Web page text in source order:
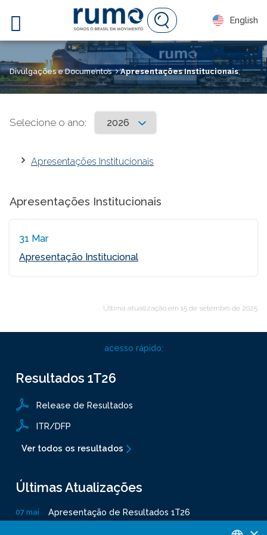
English

Divulgações e Documentos Apresentações Institucionais
Selecione o ano:
Apresentações Institucionais
Apresentações Institucionais
31 Mar
Apresentação Institucional
Última atualização em 15 de setembro de 2025
acesso rápido:
Resultados 1T26
Release de Resultados
ITR/DFP
Ver todos os resultados
Últimas Atualizações
07 mai Apresentação de Resultados 1T26